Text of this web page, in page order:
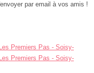
par email à vos amis !
Les Premiers Pas - Soisy-
Montmorency
Les Premiers Pas - Soisy-